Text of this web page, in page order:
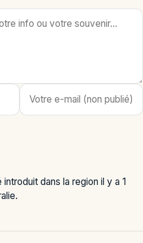
dans la region il y a 1